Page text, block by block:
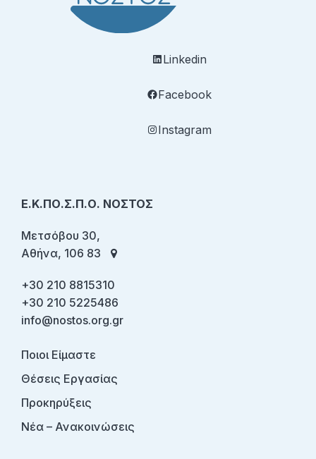
Linkedin
Facebook
Instagram
Ε.Κ.ΠΟ.Σ.Π.Ο. ΝΟΣΤΟΣ
Μετσόβου 30,
Αθήνα, 106 83
+30 210 8815310
+30 210 5225486
info@nostos.org.gr
Ποιοι Είμαστε
Θέσεις Εργασίας
Προκηρύξεις
Νέα – Ανακοινώσεις